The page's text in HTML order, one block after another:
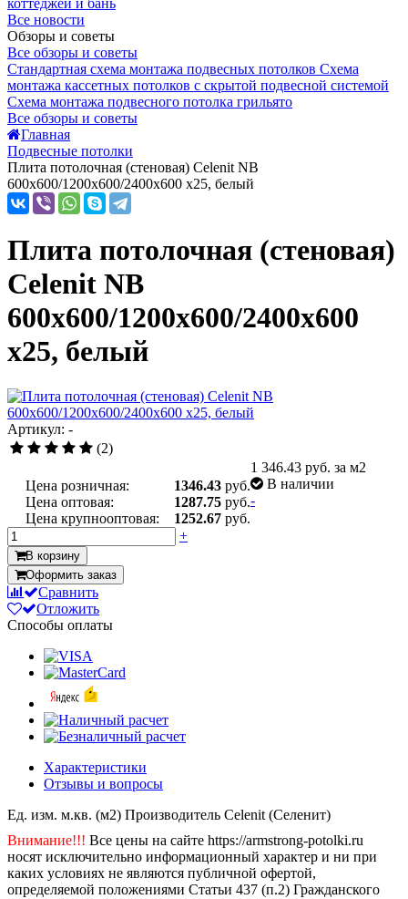
коттеджей и бань
Все новости
Обзоры и советы
Все обзоры и советы
Стандартная схема монтажа подвесных потолков Схема
монтажа кассетных потолков с скрытой подвесной системой
Схема монтажа подвесного потолка грильято
Все обзоры и советы
Главная
Подвесные потолки
Плита потолочная (стеновая) Celenit NB
600x600/1200x600/2400x600 x25, белый
Плита потолочная (стеновая)
Celenit NB
600x600/1200x600/2400x600
x25, белый
Артикул: -
(2)
Цена розничная: 1346.43 руб.
Цена оптовая:
1287.75 руб.
Цена крупнооптовая:
1252.67 руб.
1 346.43 руб. за м2
В наличии
-
+
В корзину
Оформить заказ
Сравнить
Отложить
Способы оплаты
Характеристики
Отзывы и вопросы
Ед. изм. м.кв. (м2) Производитель Celenit (Селенит)
Внимание!!! Все цены на сайте https://armstrong-potolki.ru
носят исключительно информационный характер и ни при
каких условиях не являются публичной офертой,
определяемой положениями Статьи 437 (п.2) Гражданского